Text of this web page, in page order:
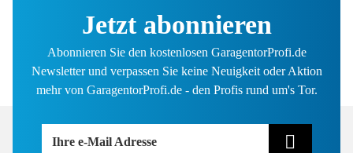
Jetzt abonnieren
Abonnieren Sie den kostenlosen GaragentorProfi.de
Newsletter und verpassen Sie keine Neuigkeit oder Aktion
mehr von GaragentorProfi.de - den Profis rund um's Tor.
Ihre e-Mail Adresse